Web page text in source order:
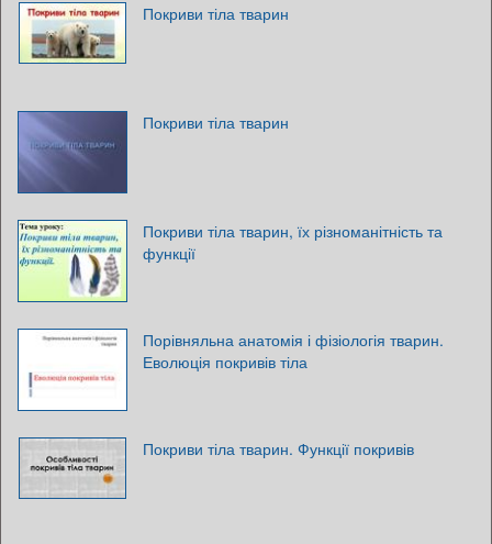
Покриви тіла тварин
Покриви тіла тварин
Покриви тіла тварин, їх різноманітність та
функції
Порівняльна анатомія і фізіологія тварин.
Еволюція покривів тіла
Покриви тіла тварин. Функції покривів